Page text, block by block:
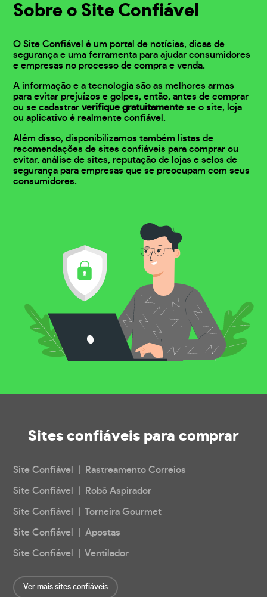
Sobre o Site Confiável
O Site Confiável é um portal de notícias, dicas de
segurança e uma ferramenta para ajudar consumidores
e empresas no processo de compra e venda.
A informação e a tecnologia são as melhores armas
para evitar prejuízos e golpes, então, antes de comprar
ou se cadastrarverifique gratuitamente se o site, loja
ou aplicativo é realmente confiável.
Além disso, disponibilizamos também listas de
recomendações de sites confiáveis para comprar ou
evitar, análise de sites, reputação de lojas e selos de
segurança para empresas que se preocupam com seus
consumidores.
Sites confiáveis para comprar
Site Confiável | Rastreamento Correios
Site Confiável | Robô Aspirador
Site Confiável | Torneira Gourmet
Site Confiável | Apostas
Site Confiável | Ventilador
Ver mais sites confiáveis